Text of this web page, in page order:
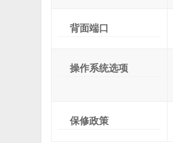
背面端口
操作系统选项
保修政策